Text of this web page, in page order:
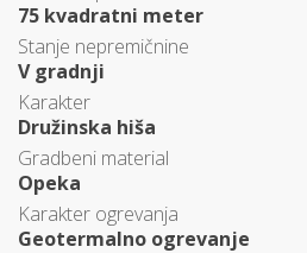
75 kvadratni meter
Stanje nepremičnine
V gradnji
Karakter
Družinska hiša
Gradbeni material
Opeka
Karakter ogrevanja
Geotermalno ogrevanje